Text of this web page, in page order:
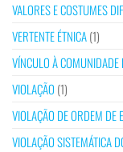
VALORES E COSTUMES
VERTENTE ÉTNICA(1)
VÍNCULO À
VIOLAÇÃO (1)
VIOLAÇÃO DE ORDEM DE
VIOLAÇÃO SISTEMÁTICA